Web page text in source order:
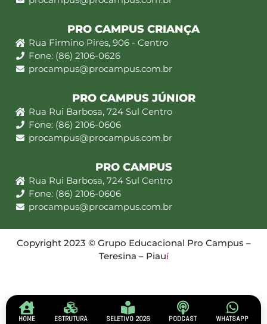
PRO CAMPUS CRIANÇA
Rua Firmino Pires, 906 - Centro
Fone: (86) 2106-0626
procampus@procampus.com.br
PRO CAMPUS JÚNIOR
Rua Rui Barbosa, 724 Sul Centro
Fone: (86) 2106-0606
procampus@procampus.com.br
PRO CAMPUS
Rua Rui Barbosa, 724 Sul Centro
Fone: (86) 2106-0606
procampus@procampus.com.br
Copyright 2023 © Grupo Educacional Pro Campus –
Teresina – Piauí
HOME ESTRUTURA SELETIVO 2026 PODCAST WHATSAPP